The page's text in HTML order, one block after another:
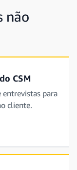
não
CSM
entrevistas para
cliente.